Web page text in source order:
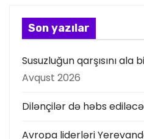
s
ı
Son yazılar
Susuzluğun qarşısını ala
Avqust 2026
Dilənçilər də həbs
Avropa liderləri